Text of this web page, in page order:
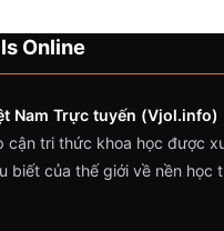
Online
Nam Trực tuyến (Vjol.info)
cận tri thức khoa học được
biết của thế giới về nền học